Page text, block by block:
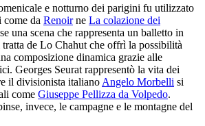
e notturno dei parigini fu utilizzato
come da Renoirne La colazione dei
una scena che rappresenta un balletto in
de Lo Chahut che offrì la possibilità
composizione dinamica grazie alle
Georges Seurat rappresentò la vita dei
il divisionista italiano Angelo Morbelli si
come Giuseppe Pellizza da Volpedo.
invece, le campagne e le montagne del